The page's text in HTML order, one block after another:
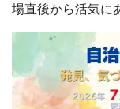
場直後から活気に